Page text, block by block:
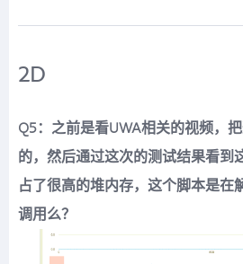
2D
Q5：之前是看UWA相关的视频，
的，然后通过这次的测试结果看到
占了很高的堆内存，这个脚本是在
调用么？